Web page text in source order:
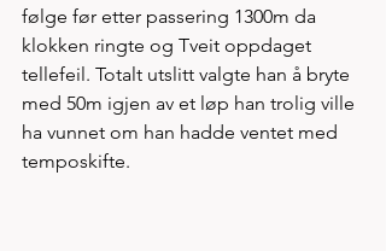
følge før etter passering 1300m da
klokken ringte og Tveit oppdaget
tellefeil. Totalt utslitt valgte han å bryte
med 50m igjen av et løp han trolig ville
ha vunnet om han hadde ventet med
temposkifte.